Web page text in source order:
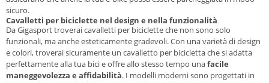
sicuro.
Cavalletti per biciclette nel design e nella funzionalità
Da Gigasport troverai cavalletti per biciclette che non sono solo
funzionali, ma anche esteticamente gradevoli. Con una varietà di design
e colori, troverai sicuramente un cavalletto per bicicletta che si adatta
perfettamente alla tua bici e offre allo stesso tempo unafacile
maneggevolezza e affidabilità. I modelli moderni sono progettati in